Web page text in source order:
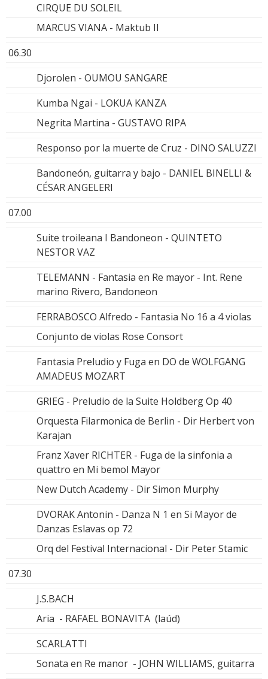
CIRQUE DU SOLEIL
MARCUS VIANA - Maktub II
06.30
Djorolen - OUMOU SANGARE
Kumba Ngai - LOKUA KANZA
Negrita Martina - GUSTAVO RIPA
Responso por la muerte de Cruz - DINO SALUZZI
Bandoneón, guitarra y bajo - DANIEL BINELLI &
CÉSAR ANGELERI
07.00
Suite troileana I Bandoneon - QUINTETO
NESTOR VAZ
TELEMANN - Fantasia en Re mayor - Int. Rene
marino Rivero, Bandoneon
FERRABOSCO Alfredo - Fantasia No 16 a 4 violas
Conjunto de violas Rose Consort
Fantasia Preludio y Fuga en DO de WOLFGANG
AMADEUS MOZART
GRIEG - Preludio de la Suite Holdberg Op 40
Orquesta Filarmonica de Berlin - Dir Herbert von
Karajan
Franz Xaver RICHTER - Fuga de la sinfonia a
quattro en Mi bemol Mayor
New Dutch Academy - Dir Simon Murphy
DVORAK Antonin - Danza N 1 en Si Mayor de
Danzas Eslavas op 72
Orq del Festival Internacional - Dir Peter Stamic
07.30
J.S.BACH
Aria - RAFAEL BONAVITA (laúd)
SCARLATTI
Sonata en Re manor - JOHN WILLIAMS, guitarra